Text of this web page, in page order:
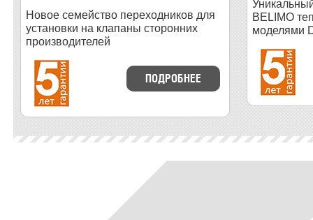
Новое семейство переходников для
установки на клапаны сторонних
производителей
ПОДРОБНЕЕ
BELIMO
моделями